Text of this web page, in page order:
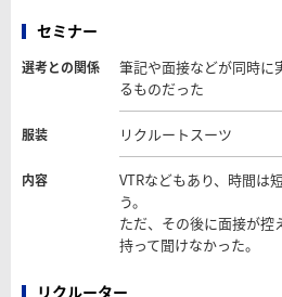
セミナー
選考との関係
筆記や面接などが同時に
るものだった
服装 リクルートスーツ
内容
VTRなどもあり、時間は
う。
ただ、その後に面接が控
持って聞けなかった。
リクルーター